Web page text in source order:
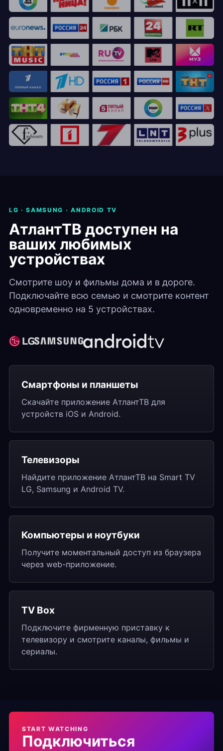
LG · SAMSUNG · ANDROID TV
АтлантТВ доступен на
ваших любимых
устройствах
Смотрите шоу и фильмы дома и в дороге.
Подключайте всю семью и смотрите контент
одновременно на 5 устройствах.
Смартфоны и планшеты
Скачайте приложение АтлантТВ для
устройств iOS и Android.
Телевизоры
Найдите приложение АтлантТВ на Smart TV
LG, Samsung и Android TV.
Компьютеры и ноутбуки
Получите моментальный доступ из браузера
через web-приложение.
TV Box
Подключите фирменную приставку к
телевизору и смотрите каналы, фильмы и
сериалы.
START WATCHING
Подключиться